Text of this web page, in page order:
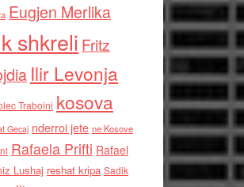
Eugjen Merlika
shkreli Fritz
Ilir Levonja
Traboini kosova
Gecaj nderroi jete ne Kosove
Rafaela Prifti Rafael
Lushaj reshat kripa Sadik